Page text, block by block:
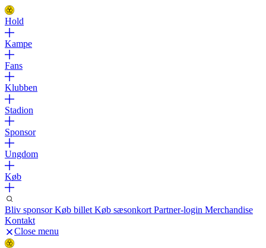
Hold
Kampe
Fans
Klubben
Stadion
Sponsor
Ungdom
Køb
Bliv sponsorKøb billet Køb sæsonkort Partner-login Merchandise
Kontakt
Close menu